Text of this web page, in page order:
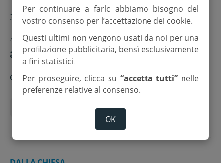
3 Aprile 2025
Assemblea sinodale, “Testo non
ancora maturo, serve ripensamento
globale”
di M.N.
Vita Chiesa
Per continuare a farlo abbiamo bisogno del
vostro consenso per l’accettazione dei cookie.
Questi ultimi non vengono usati da noi per una
profilazione pubblicitaria, bensì esclusivamente
a fini statistici.
Per proseguire, clicca su “accetta tutti” nelle
preferenze relative al consenso.
OK